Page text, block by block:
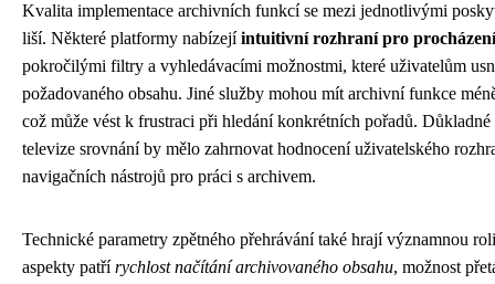
Kvalita implementace archivních funkcí se mezi jednotlivými
liší. Některé platformy nabízejíintuitivní rozhraní pro
pokročilými filtry a vyhledávacími možnostmi, které uživatelům
požadovaného obsahu. Jiné služby mohou mít archivní funkce
což může vést k frustraci při hledání konkrétních pořadů. Důkladné
televize srovnání by mělo zahrnovat hodnocení uživatelského
navigačních nástrojů pro práci s archivem.
Technické parametry zpětného přehrávání také hrají významnou
aspekty patřírychlost načítání archivovaného obsahu, možnost